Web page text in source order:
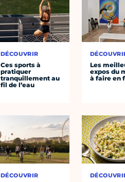
DÉCOUVRIR
Ces sports à
pratiquer
tranquillement au
fil de l’eau
DÉCOUVRIR
Les
expos du
à faire en